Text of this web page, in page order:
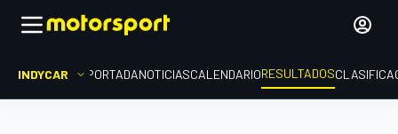
INDYCAR PORTADANOTICIASCALENDARIORESULTADOS